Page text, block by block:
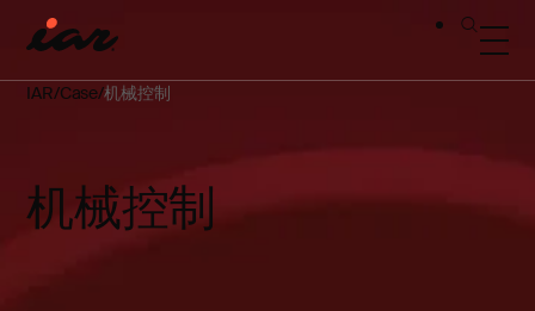
IAR Case 机械控制
机械控制